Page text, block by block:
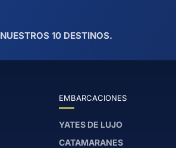
10 DESTINOS.
EMBARCACIONES
YATES DE LUJO
CATAMARANES